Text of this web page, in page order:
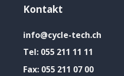
Kontakt
info@cycle-tech.ch
Tel: 055 211 11 11
Fax: 055 211 07 00